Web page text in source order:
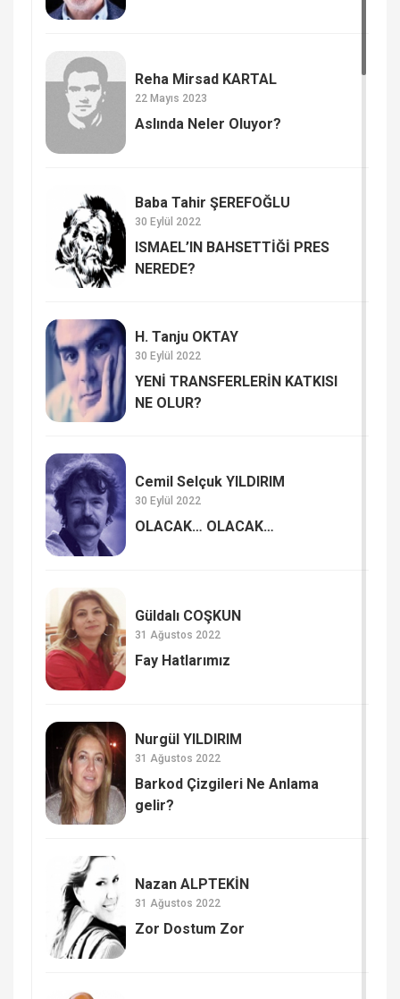
Reha Mirsad KARTAL
22 Mayıs 2023
Aslında Neler Oluyor?
Baba Tahir ŞEREFOĞLU
30 Eylül 2022
ISMAEL’IN BAHSETTİĞİ PRES
NEREDE?
H. Tanju OKTAY
30 Eylül 2022
YENİ TRANSFERLERİN KATKISI
NE OLUR?
Cemil Selçuk YILDIRIM
30 Eylül 2022
OLACAK… OLACAK…
Güldalı COŞKUN
31 Ağustos 2022
Fay Hatlarımız
Nurgül YILDIRIM
31 Ağustos 2022
Barkod Çizgileri Ne Anlama
gelir?
Nazan ALPTEKİN
31 Ağustos 2022
Zor Dostum Zor